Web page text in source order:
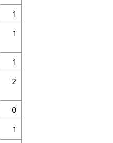
1
1
1
2
0
1